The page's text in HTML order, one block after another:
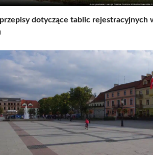
dotyczące tablic rejestracyjnych